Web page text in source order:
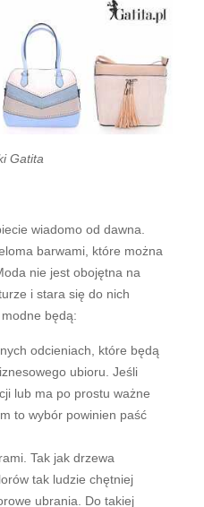
Gatita
wiadomo od dawna.
barwami, które można
nie jest obojętna na
i stara się do nich
będą:
odcieniach, które będą
ubioru. Jeśli
lub ma po prostu ważne
to wybór powinien paść
Tak jak drzewa
tak ludzie chętniej
ubrania. Do takiej